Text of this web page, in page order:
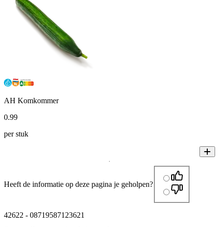
AH Komkommer
0.99
per stuk
Heeft de informatie op deze pagina je geholpen?
42622 - 08719587123621